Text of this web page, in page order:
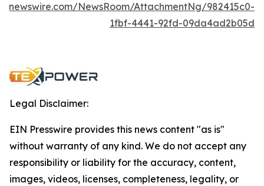
NewsRoom/AttachmentNg/982415c0-
1fbf-4441-92fd-09da4ad2b05d
Legal Disclaimer:
EIN Presswire provides this news content "as is"
without warranty of any kind. We do not accept any
responsibility or liability for the accuracy, content,
images, videos, licenses, completeness, legality, or